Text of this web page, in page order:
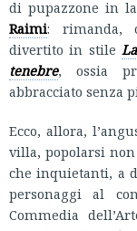
di pupazzone in
Raimi: rimanda,
divertito in stile
tenebre, ossia
abbracciato senza
Ecco, allora,
villa, popolarsi
che inquietanti, a
personaggi al
Commedia